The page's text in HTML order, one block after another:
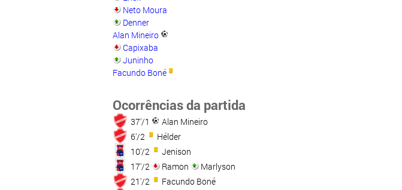
Neto Moura
Denner
Alan Mineiro
Capixaba
Juninho
Facundo Boné
Ocorrências da partida
37'/1
Alan Mineiro
6'/2
Hélder
10'/2
Jenison
17'/2
Ramon
Marlyson
21'/2
Facundo Boné